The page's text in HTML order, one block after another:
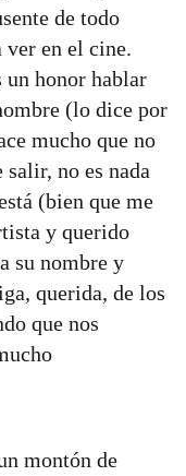
de todo
en el cine.
un honor hablar
(lo dice por
mucho que no
salir, no es nada
(bien que me
y querido
su nombre y
querida, de los
que nos
montón de